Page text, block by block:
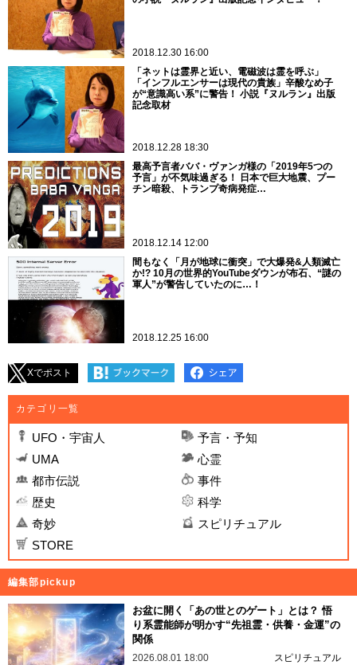
2018.12.30 16:00
「ネットは霊界と近い、電磁波は霊を呼ぶ」
「インフルエンサーは現代の貴族」辛酸なめ子
が“意識高い系”に警告！ 小説『ヌルラン』出版
記念取材
2018.12.28 18:30
最高予言者ババ・ヴァンガ様の「2019年5つの
予言」が不気味過ぎる！ 日本で巨大地震、プー
チン暗殺、トランプ奇病発症…
2018.12.14 12:00
間もなく「月が地球に衝突」で大爆発&人類滅亡
か!? 10月の世界的YouTubeダウンが布石、“謎の
軍人”が警告していたのに…！
2018.12.25 16:00
Xでポスト
カテゴリ一覧
UFO・宇宙人
予言・予知
UMA
心霊
都市伝説
事件
歴史
科学
奇妙
スピリチュアル
STORE
編集部pickup
お盆に開く「あの世とのゲート」とは？ 悟
り系霊能師が明かす“先祖霊・供養・金運”の
関係
2026.08.01 18:00
スピリチュアル